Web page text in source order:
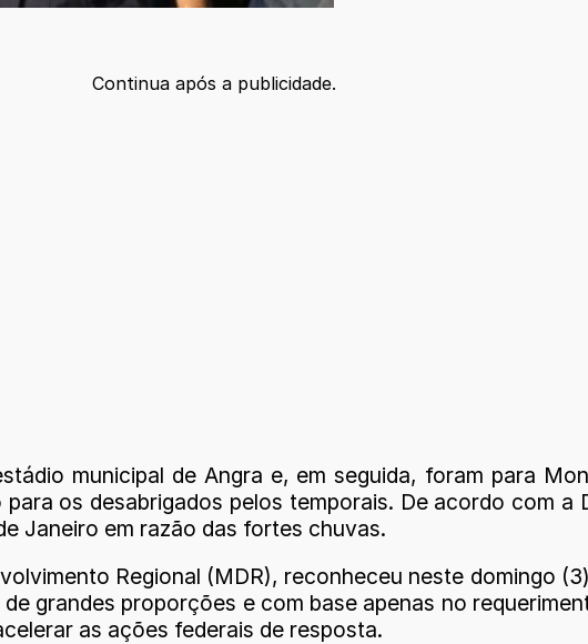
Continua após a publicidade.
municipal de Angra e, em seguida, foram para
os desabrigados pelos temporais. De acordo com a
Janeiro em razão das fortes chuvas.
Regional (MDR), reconheceu neste domingo
grandes proporções e com base apenas no
as ações federais de resposta.